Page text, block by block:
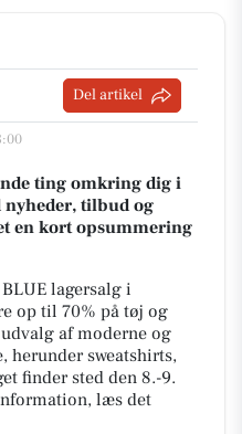
Del artikel
ting omkring dig i
nyheder, tilbud og
en kort opsummering
lagersalg i
op til 70% på tøj og
af moderne og
sweatshirts,
finder sted den 8.-9.
læs det